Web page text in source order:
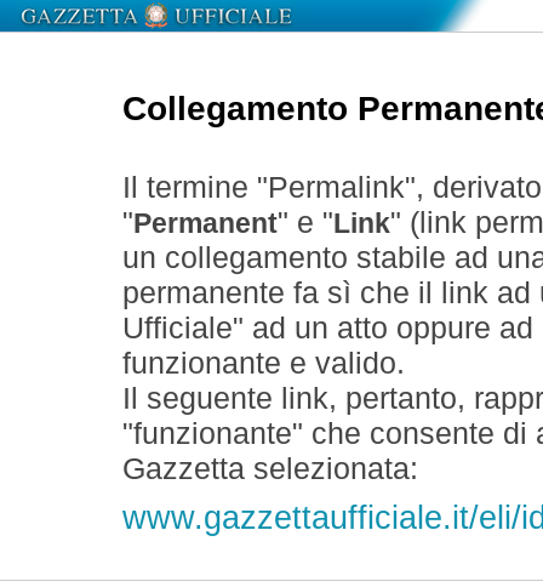
Collegamento
Il termine "Permalink",
" Permanent" e " Link" (link
un collegamento stabile ad
permanente fa sì che il link
Ufficiale" ad un atto oppure
funzionante e valido.
Il seguente link, pertanto,
"funzionante" che consente
Gazzetta selezionata:
www.gazzettaufficiale.it/eli/